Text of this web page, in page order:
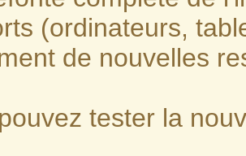
(ordinateurs,
de nouvelles
tester la